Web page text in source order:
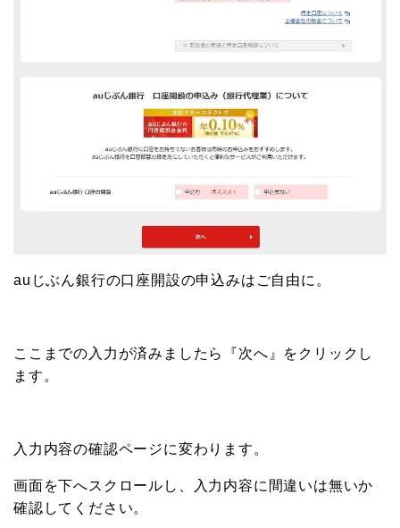
auじぶん銀行の口座開設の申込みはご自由に。
ここまでの入力が済みましたら『次へ』をクリックし
ます。
入力内容の確認ページに変わります。
画面を下へスクロールし、入力内容に間違いは無いか
確認してください。